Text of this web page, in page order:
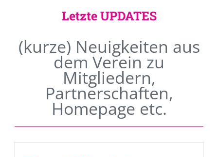
Letzte UPDATES
(kurze) Neuigkeiten aus
dem Verein zu
Mitgliedern,
Partnerschaften,
Homepage etc.